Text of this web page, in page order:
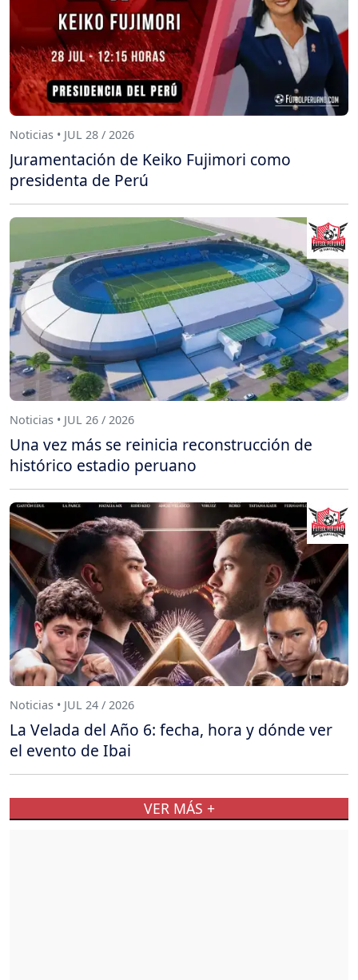
Noticias • JUL 28 / 2026
Juramentación de Keiko Fujimori como
presidenta de Perú
Noticias • JUL 26 / 2026
Una vez más se reinicia reconstrucción de
histórico estadio peruano
Noticias • JUL 24 / 2026
La Velada del Año 6: fecha, hora y dónde ver
el evento de Ibai
VER MÁS +